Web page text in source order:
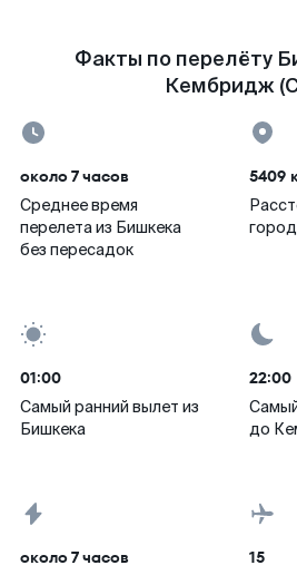
Факты по перелёту
Кембридж
около 7 часов
Среднее время
перелета из Бишкека
без пересадок
5409
01:00
Самый ранний вылет из
Бишкека
22:00
до
около 7 часов 15